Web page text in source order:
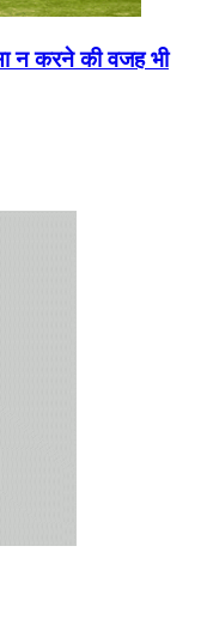
न करने की वजह भी